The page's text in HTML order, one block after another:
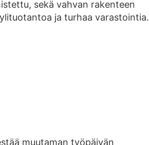
sekä vahvan rakenteen
ja turhaa varastointia.
muutaman työpäivän